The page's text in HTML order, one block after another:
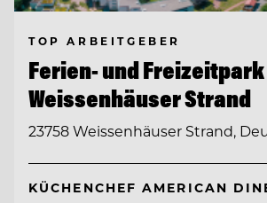
TOP ARBEITGEBER
Ferien- und Freizeitpark
Weissenhäuser Strand
23758 Weissenhäuser Strand,
KÜCHENCHEF AMERICAN